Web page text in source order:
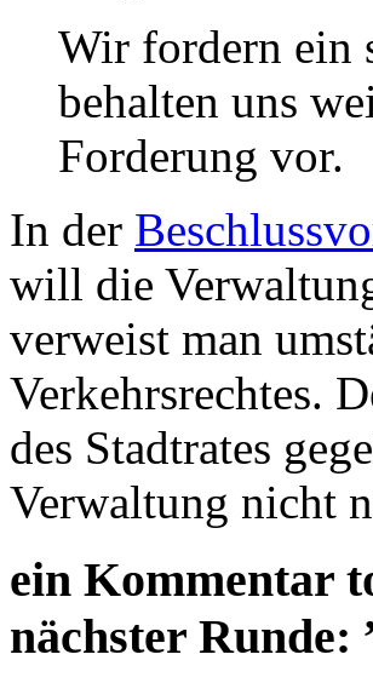
Wir fordern ein
behalten uns
Forderung vor.
In der
will die
verweist man
Verkehrsrechtes.
des Stadtrates
Verwaltung nicht
ein Kommentar
nächster Runde: